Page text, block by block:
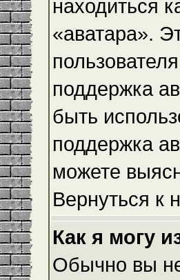
находиться
«аватара».
поддержка
быть
поддержка
можете
Вернуться к
Как я могу
Обычно вы